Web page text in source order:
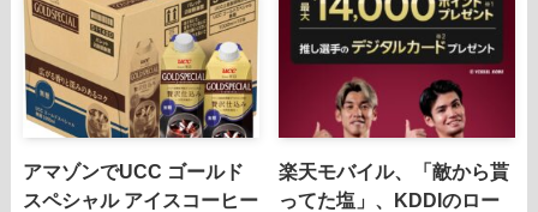
アマゾンでUCC ゴールド
スペシャル アイスコーヒー
楽天モバイル、「敵から貰
ってた塩」、KDDIのロー